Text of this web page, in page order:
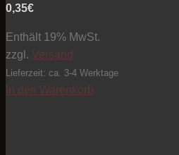
0,35€
Enthält 19% MwSt.
zzgl. Versand
Lieferzeit: ca. 3-4 Werktage
In den Warenkorb